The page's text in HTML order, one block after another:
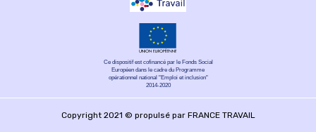
Ce dispositif est cofinancé par le Fonds Social
Européen dans le cadre du Programme
opérationnel national "Emploi et inclusion"
2014-2020
Copyright 2021 © propulsé par FRANCE TRAVAIL